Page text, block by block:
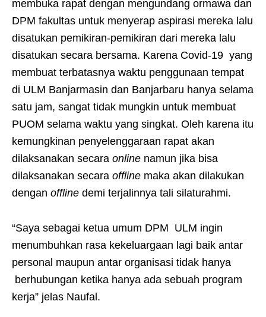
membuka rapat dengan mengundang ormawa dan
DPM fakultas untuk menyerap aspirasi mereka lalu
disatukan pemikiran-pemikiran dari mereka lalu
disatukan secara bersama. Karena Covid-19 yang
membuat terbatasnya waktu penggunaan tempat
di ULM Banjarmasin dan Banjarbaru hanya selama
satu jam, sangat tidak mungkin untuk membuat
PUOM selama waktu yang singkat. Oleh karena itu
kemungkinan penyelenggaraan rapat akan
dilaksanakan secara online namun jika bisa
dilaksanakan secara offline maka akan dilakukan
dengan offline demi terjalinnya tali silaturahmi.
“Saya sebagai ketua umum DPM ULM ingin
menumbuhkan rasa kekeluargaan lagi baik antar
personal maupun antar organisasi tidak hanya
berhubungan ketika hanya ada sebuah program
kerja” jelas Naufal.